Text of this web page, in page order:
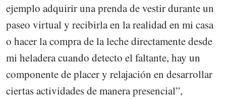
ejemplo adquirir una prenda de vestir durante un
paseo virtual y recibirla en la realidad en mi casa
o hacer la compra de la leche directamente desde
mi heladera cuando detecto el faltante, hay un
componente de placer y relajación en desarrollar
ciertas actividades de manera presencial”,